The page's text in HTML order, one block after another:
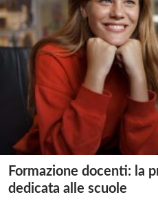
Formazione docenti: la
dedicata alle scuole